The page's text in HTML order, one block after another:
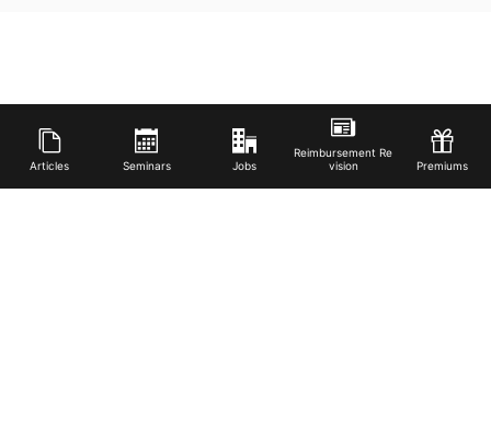
Articles Seminars Jobs
Reimbursement Re
vision
Premiums